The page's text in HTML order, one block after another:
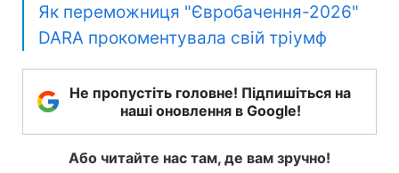
Як переможниця "Євробачення-2026"
DARA прокоментувала свій тріумф
Не пропустіть головне! Підпишіться на
наші оновлення в Google!
Або читайте нас там, де вам зручно!